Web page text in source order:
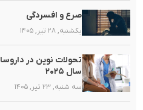
صرع و افسردگی
یکشنبه, ۲۸ تیر, ۱۴۰۵
تحولات نوین در
سال ۲۰۲۵
سه شنبه, ۲۳ تیر, ۱۴۰۵